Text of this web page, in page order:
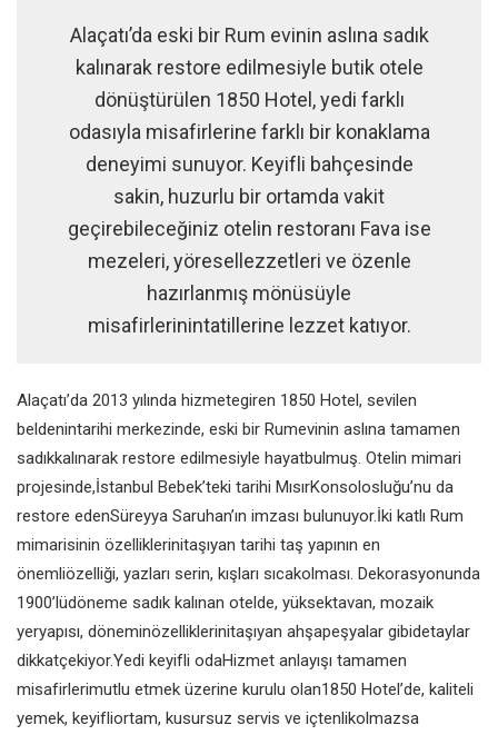
Alaçatı’da eski bir Rum evinin aslına sadık
kalınarak restore edilmesiyle butik otele
dönüştürülen 1850 Hotel, yedi farklı
odasıyla misafirlerine farklı bir konaklama
deneyimi sunuyor. Keyifli bahçesinde
sakin, huzurlu bir ortamda vakit
geçirebileceğiniz otelin restoranı Fava ise
mezeleri, yöresellezzetleri ve özenle
hazırlanmış mönüsüyle
misafirlerinintatillerine lezzet katıyor.
Alaçatı’da 2013 yılında hizmetegiren 1850 Hotel, sevilen
beldenintarihi merkezinde, eski bir Rumevinin aslına tamamen
sadıkkalınarak restore edilmesiyle hayatbulmuş. Otelin mimari
projesinde,İstanbul Bebek’teki tarihi MısırKonsolosluğu’nu da
restore edenSüreyya Saruhan’ın imzası bulunuyor.İki katlı Rum
mimarisinin özelliklerinitaşıyan tarihi taş yapının en
önemliözelliği, yazları serin, kışları sıcakolması. Dekorasyonunda
1900’lüdöneme sadık kalınan otelde, yüksektavan, mozaik
yeryapısı, döneminözelliklerinitaşıyan ahşapeşyalar gibidetaylar
dikkatçekiyor.Yedi keyifli odaHizmet anlayışı tamamen
misafirlerimutlu etmek üzerine kurulu olan1850 Hotel’de, kaliteli
yemek, keyifliortam, kusursuz servis ve içtenlikolmazsa